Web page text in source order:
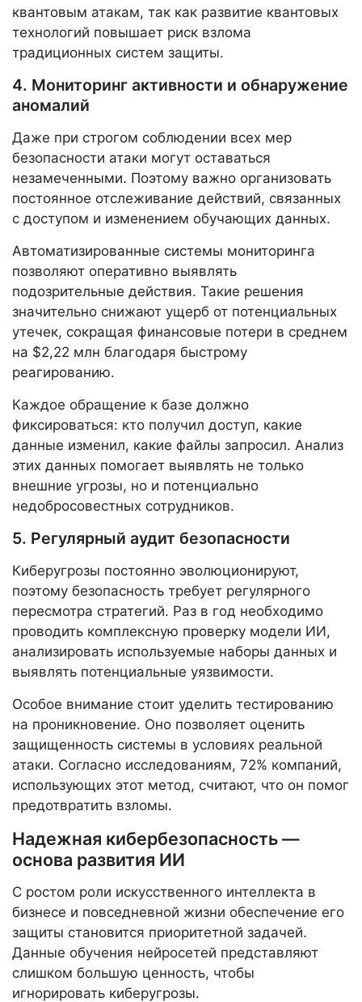
квантовым атакам, так как развитие квантовых
технологий повышает риск взлома
традиционных систем защиты.
4. Мониторинг активности и обнаружение
аномалий
Даже при строгом соблюдении всех мер
безопасности атаки могут оставаться
незамеченными. Поэтому важно организовать
постоянное отслеживание действий, связанных
с доступом и изменением обучающих данных.
Автоматизированные системы мониторинга
позволяют оперативно выявлять
подозрительные действия. Такие решения
значительно снижают ущерб от потенциальных
утечек, сокращая финансовые потери в среднем
на $2,22 млн благодаря быстрому
реагированию.
Каждое обращение к базе должно
фиксироваться: кто получил доступ, какие
данные изменил, какие файлы запросил. Анализ
этих данных помогает выявлять не только
внешние угрозы, но и потенциально
недобросовестных сотрудников.
5. Регулярный аудит безопасности
Киберугрозы постоянно эволюционируют,
поэтому безопасность требует регулярного
пересмотра стратегий. Раз в год необходимо
проводить комплексную проверку модели ИИ,
анализировать используемые наборы данных и
выявлять потенциальные уязвимости.
Особое внимание стоит уделить тестированию
на проникновение. Оно позволяет оценить
защищенность системы в условиях реальной
атаки. Согласно исследованиям, 72% компаний,
использующих этот метод, считают, что он помог
предотвратить взломы.
Надежная кибербезопасность —
основа развития ИИ
С ростом роли искусственного интеллекта в
бизнесе и повседневной жизни обеспечение его
защиты становится приоритетной задачей.
Данные обучения нейросетей представляют
слишком большую ценность, чтобы
игнорировать киберугрозы.